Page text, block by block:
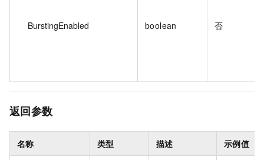
BurstingEnabled boolean 否
返回参数
名称 类型 描述 示例值